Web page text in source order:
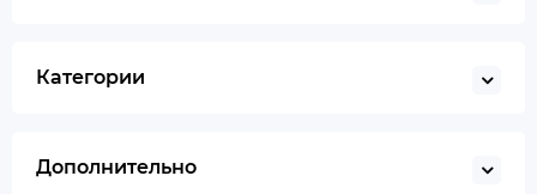
Категории
Дополнительно